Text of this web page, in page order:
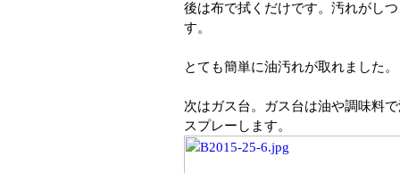
後は布で拭くだけです。汚れがし
す。
とても簡単に油汚れが取れました。
次はガス台。ガス台は油や調味料
スプレーします。